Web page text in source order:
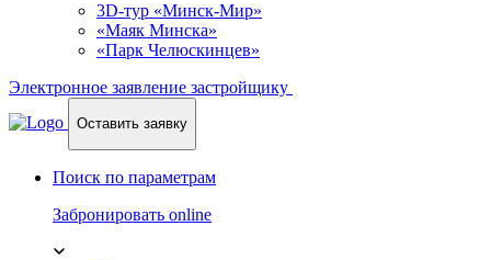
3D-тур «Минск-Мир»
«Маяк Минска»
«Парк Челюскинцев»
Электронное заявление застройщику
Оставить заявку
Поиск по параметрам
Забронировать online